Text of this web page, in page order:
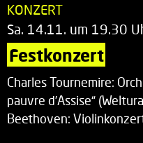
KONZERT
Sa. 14.11. um 19.30
Festkonzert
Charles Tournemire:
pauvre d’Assise“
Beethoven: